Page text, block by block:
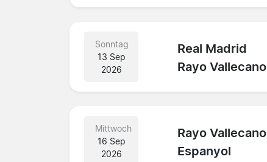
Sonntag
13 Sep
2026
Real Madrid
Rayo Vallecano
Mittwoch
16 Sep
2026
Rayo Vallecano
Espanyol